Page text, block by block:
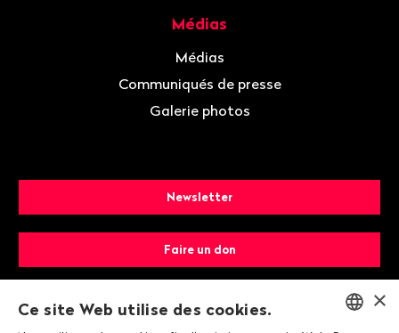
Médias
Médias
Communiqués de presse
Galerie photos
Newsletter
Faire un don
Devenir membre ×
Ce site Web utilise des cookies.